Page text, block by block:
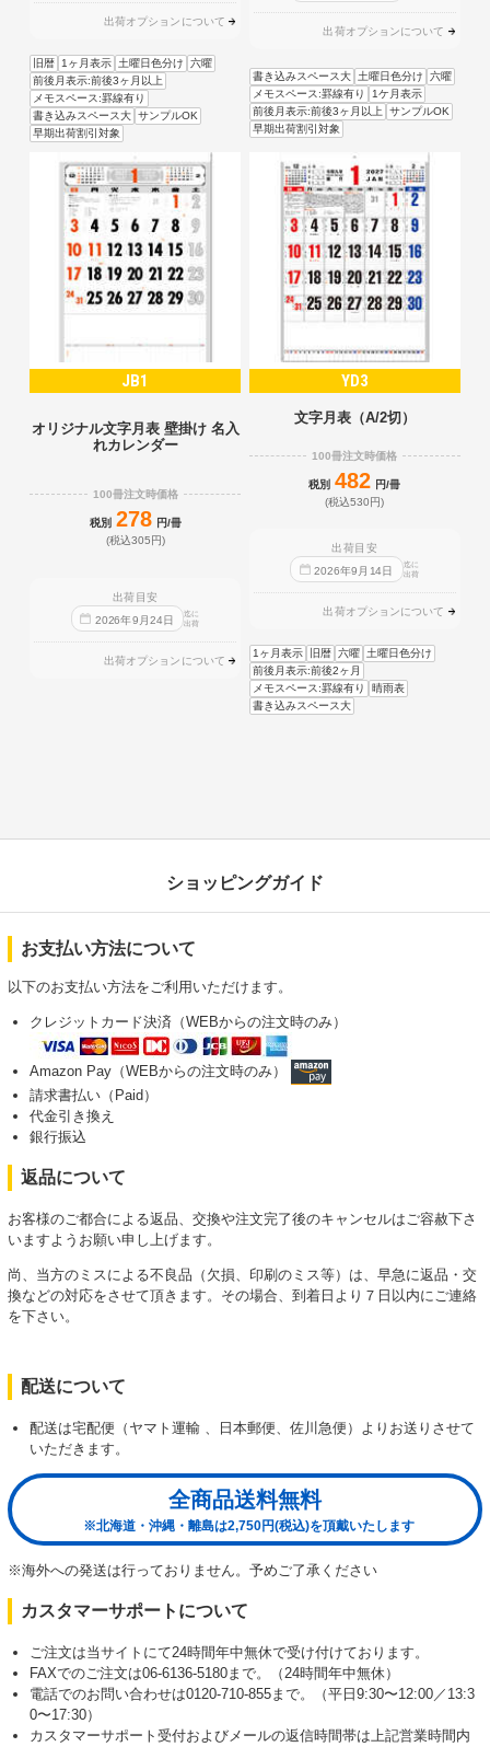
出荷オプションについて
旧暦 1ヶ月表示 土曜日色分け
六曜
前後月表示:前後3ヶ月以上
メモスペース:罫線有り
書き込みスペース大 サンプルOK
早期出荷割引対象
出荷オプションについて
書き込みスペース大 土曜日色分け
六曜
メモスペース:罫線有り
1ケ月表示
前後月表示:前後3ヶ月以上 サンプルOK
早期出荷割引対象
JB1
オリジナル文字月表 壁掛け 名入
れカレンダー
100冊注文時価格
税別 278 円/冊
(税込305円)
出荷目安
2026年9 月24日
迄に
出荷
出荷オプションについて
YD3
文字月表（A/2切）
100冊注文時価格
税別 482 円/冊
(税込530円)
出荷目安
2026年9 月 14日
迄に
出荷
出荷オプションについて
1ヶ月表示 旧暦 六曜 土曜日色分け
前後月表示:前後2ヶ月
メモスペース:罫線有り
晴雨表
書き込みスペース大
ショッピングガイド
お支払い方法について
以下のお支払い方法をご利用いただけます。
クレジットカード決済（WEBからの注文時のみ）
Amazon Pay（WEBからの注文時のみ）
請求書払い（Paid）
代金引き換え
銀行振込
返品について
お客様のご都合による返品、交換や注文完了後のキャンセルはご容赦下さ
いますようお願い申し上げます。
尚、当方のミスによる不良品（欠損、印刷のミス等）は、早急に返品・交
換などの対応をさせて頂きます。その場合、到着日より７日以内にご連絡
を下さい。
配送について
配送は宅配便（ヤマト運輸 、日本郵便、佐川急便）よりお送りさせて
いただきます。
全商品送料無料
※北海道・沖縄・離島は2,750円(税込)を頂戴いたします
※海外への発送は行っておりません。予めご了承ください
カスタマーサポートについて
ご注文は当サイトにて24時間年中無休で受け付けております。
FAXでのご注文は06-6136-5180まで。（24時間年中無休）
電話でのお問い合わせは0120-710-855まで。（平日9:30〜12:00／13:3
0〜17:30）
カスタマーサポート受付およびメールの返信時間帯は上記営業時間内